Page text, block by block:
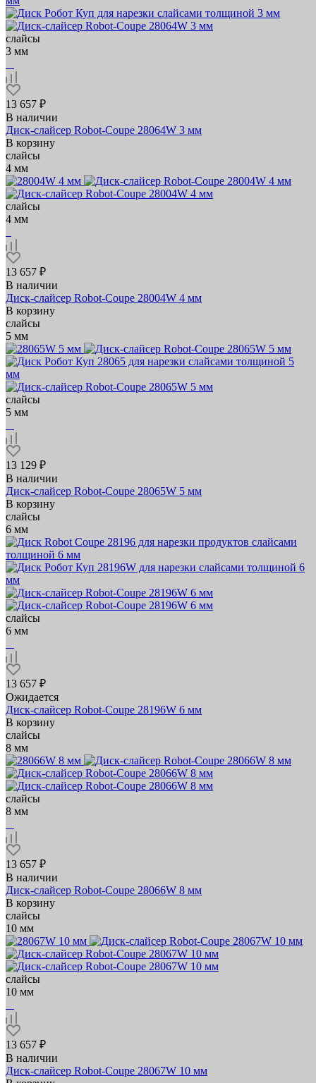
слайсы
3 мм
13 657 ₽
В наличии
Диск-слайсер Robot-Coupe 28064W 3 мм
В корзину
слайсы
4 мм
слайсы
4 мм
13 657 ₽
В наличии
Диск-слайсер Robot-Coupe 28004W 4 мм
В корзину
слайсы
5 мм
слайсы
5 мм
13 129 ₽
В наличии
Диск-слайсер Robot-Coupe 28065W 5 мм
В корзину
слайсы
6 мм
слайсы
6 мм
13 657 ₽
Ожидается
Диск-слайсер Robot-Coupe 28196W 6 мм
В корзину
слайсы
8 мм
слайсы
8 мм
13 657 ₽
В наличии
Диск-слайсер Robot-Coupe 28066W 8 мм
В корзину
слайсы
10 мм
слайсы
10 мм
13 657 ₽
В наличии
Диск-слайсер Robot-Coupe 28067W 10 мм